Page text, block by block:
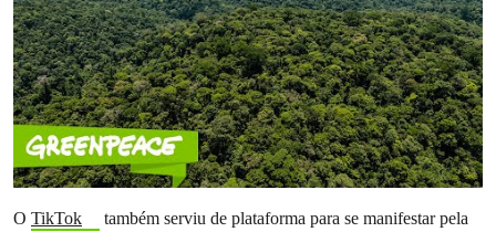
O TikTok
também serviu de plataforma para se manifestar pela